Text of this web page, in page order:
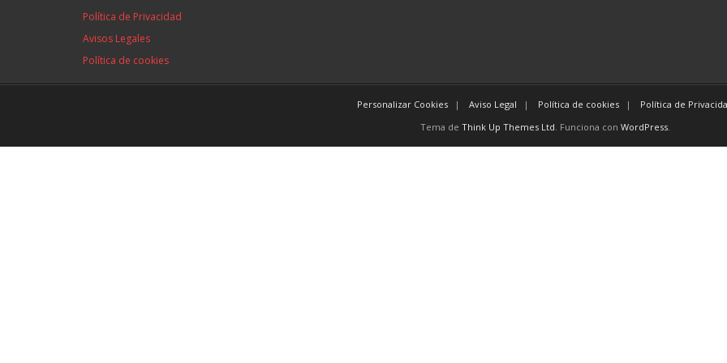
Política de Privacidad
Avisos Legales
Política de cookies
Personalizar Cookies Aviso Legal Política de cookies
Política de
Tema de Think Up Themes Ltd. Funciona con WordPress.